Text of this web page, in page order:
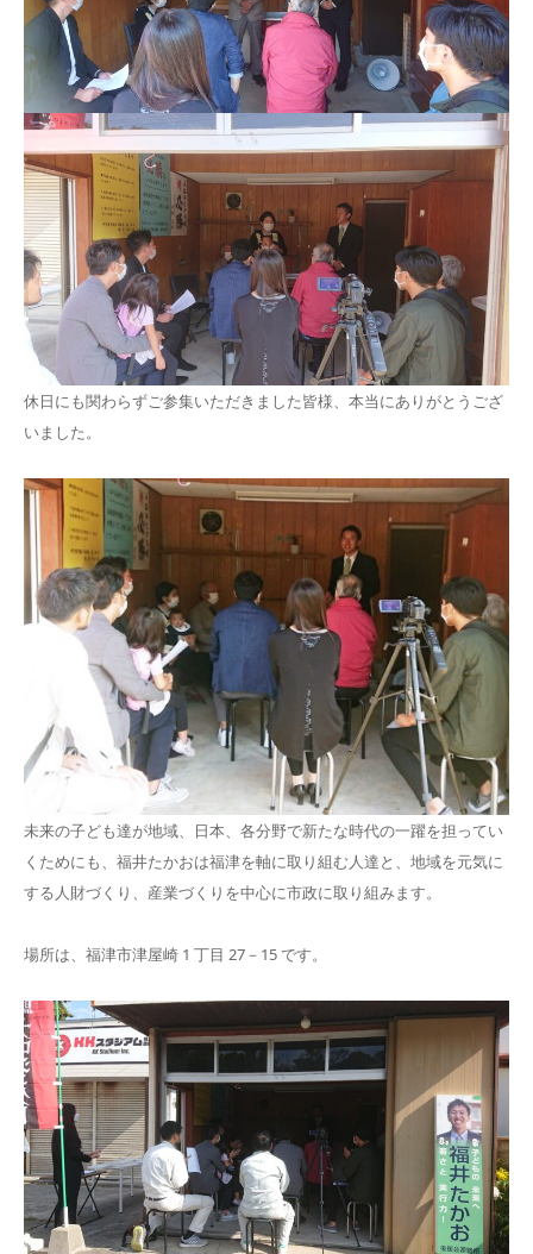
休日にも関わらずご参集いただきました皆様、本当にありがとうござ
いました。
未来の子ども達が地域、日本、各分野で新たな時代の一躍を担ってい
くためにも、福井たかおは福津を軸に取り組む人達と、地域を元気に
する人財づくり、産業づくりを中心に市政に取り組みます。
場所は、福津市津屋崎 1 丁目 27－15 です。